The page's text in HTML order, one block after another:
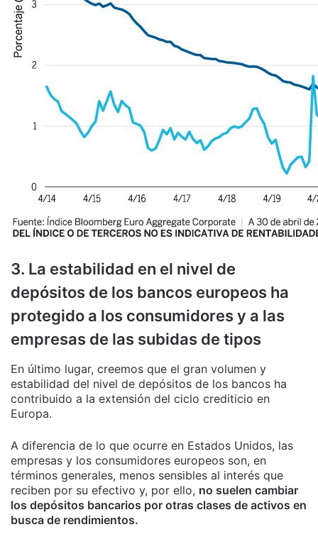
3. La estabilidad en el nivel de
depósitos de los bancos europeos ha
protegido a los consumidores y a las
empresas de las subidas de tipos
En último lugar, creemos que el gran volumen y
estabilidad del nivel de depósitos de los bancos ha
contribuido a la extensión del ciclo crediticio en
Europa.
A diferencia de lo que ocurre en Estados Unidos, las
empresas y los consumidores europeos son, en
términos generales, menos sensibles al interés que
reciben por su efectivo y, por ello, no suelen cambiar
los depósitos bancarios por otras clases de activos en
busca de rendimientos.